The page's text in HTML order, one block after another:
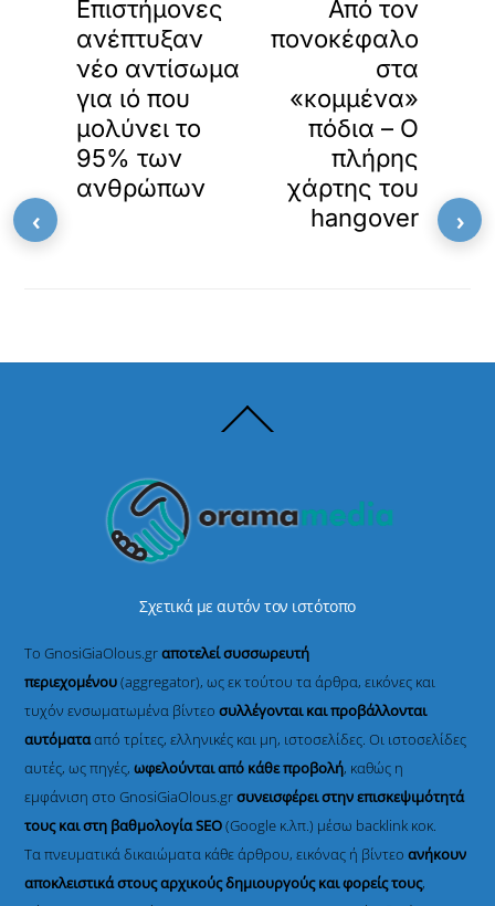
έ
ν
ε
Επιστήμονες
ανέπτυξαν
νέο αντίσωμα
για ιό που
μολύνει το
95% των
ανθρώπων
Από τον
πονοκέφαλο
στα
«κομμένα»
πόδια – Ο
πλήρης
χάρτης του
hangover
To
Σχετικά με αυτόν τον ιστότοπο
Το GnosiGiaOlous.grαποτελεί συσσωρευτή
περιεχομένου(aggregator), ως εκ τούτου τα άρθρα, εικόνες και
τυχόν ενσωματωμένα βίντεοσυλλέγονται και προβάλλονται
αυτόματααπό τρίτες, ελληνικές και μη, ιστοσελίδες. Οι ιστοσελίδες
αυτές, ως πηγές,ωφελούνται από κάθε προβολή, καθώς η
εμφάνιση στο GnosiGiaOlous.grσυνεισφέρει στην επισκεψιμότητά
τους και στη βαθμολογία SEO(Google κ.λπ.) μέσω backlink κοκ.
Τα πνευματικά δικαιώματα κάθε άρθρου, εικόνας ή βίντεοανήκουν
αποκλειστικά στους αρχικούς δημιουργούς και φορείς τους,
‹ ›